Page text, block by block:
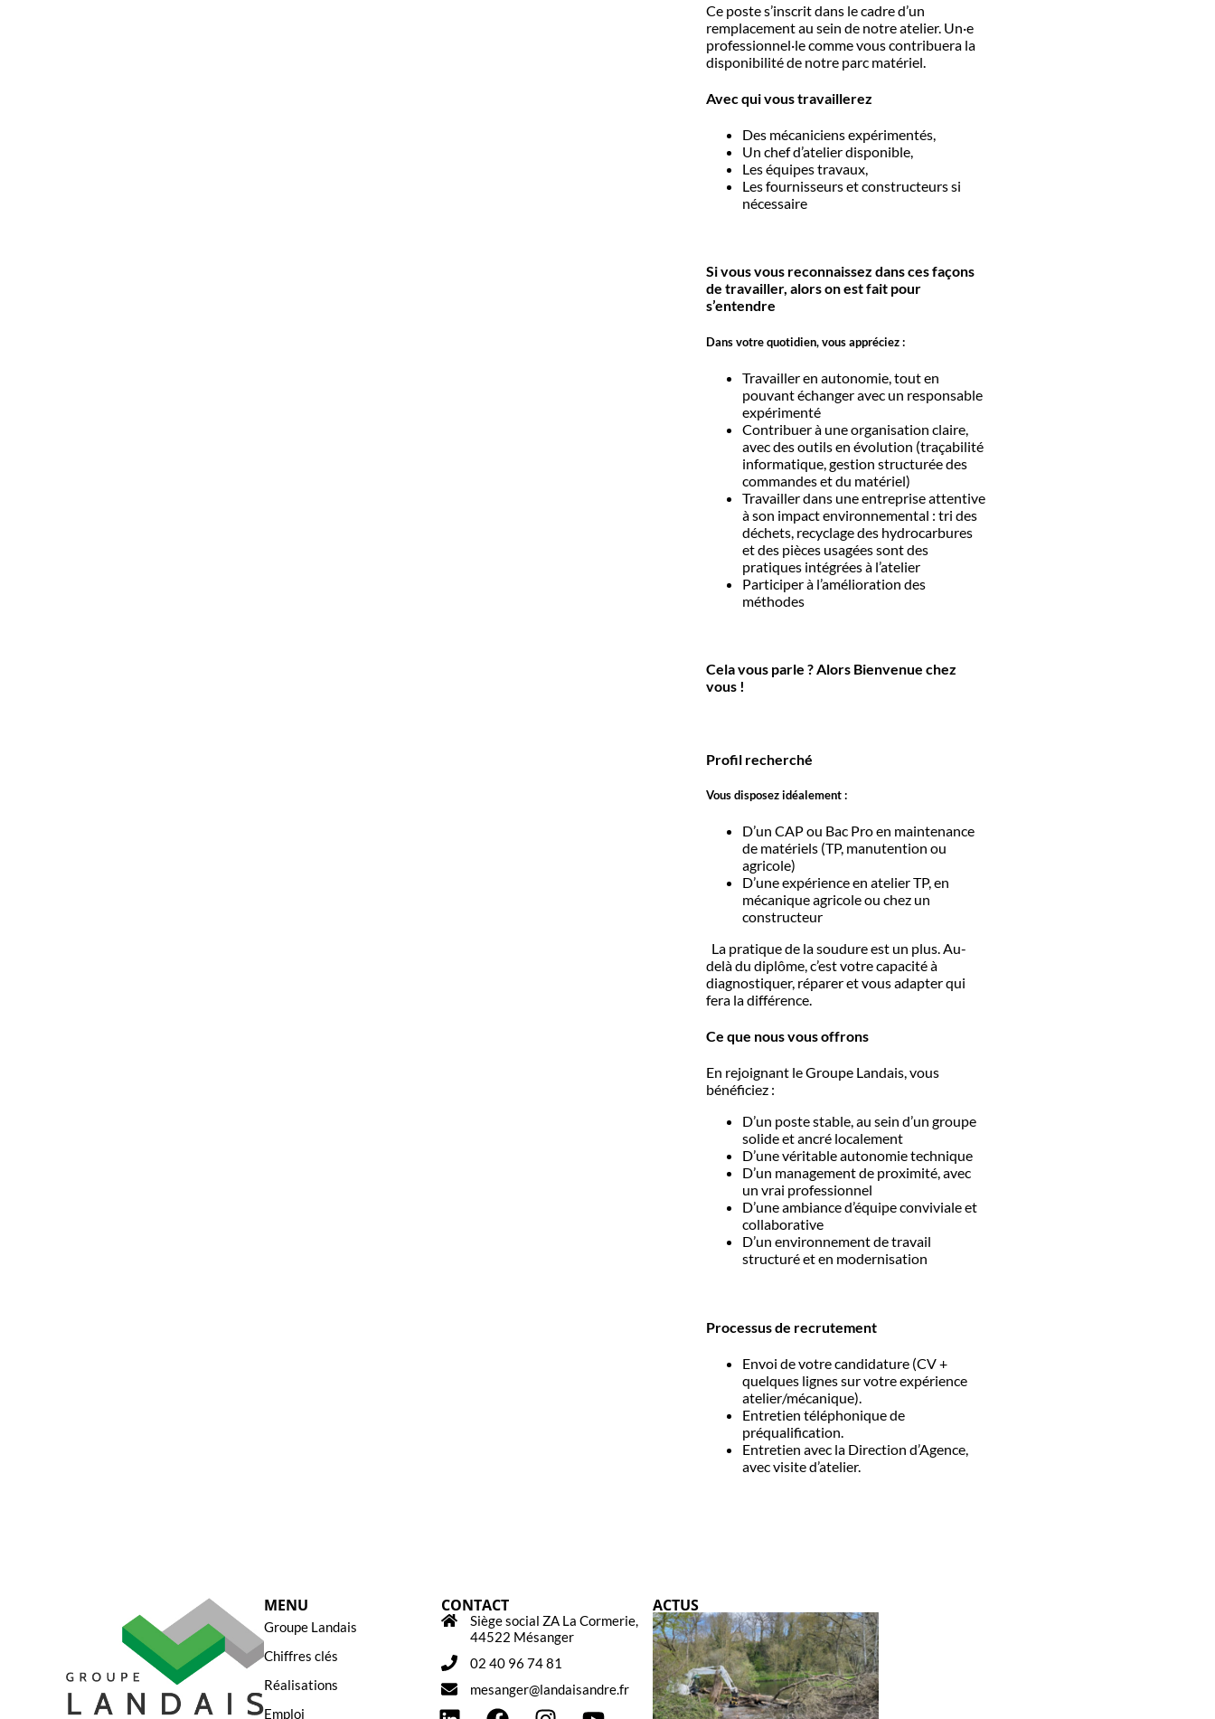
Ce poste s’inscrit dans le cadre d’un
remplacement au sein de notre atelier. Un·e
professionnel·le comme vous contribuera la
disponibilité de notre parc matériel.
Avec qui vous travaillerez
Des mécaniciens expérimentés,
Un chef d’atelier disponible,
Les équipes travaux,
Les fournisseurs et constructeurs si
nécessaire
Si vous vous reconnaissez dans ces façons
de travailler, alors on est fait pour
s’entendre
Dans votre quotidien, vous appréciez :
Travailler en autonomie, tout en
pouvant échanger avec un responsable
expérimenté
Contribuer à une organisation claire,
avec des outils en évolution (traçabilité
informatique, gestion structurée des
commandes et du matériel)
Travailler dans une entreprise attentive
à son impact environnemental : tri des
déchets, recyclage des hydrocarbures
et des pièces usagées sont des
pratiques intégrées à l’atelier
Participer à l’amélioration des
méthodes
Cela vous parle ? Alors Bienvenue chez
vous !
Profil recherché
Vous disposez idéalement :
D’un CAP ou Bac Pro en maintenance
de matériels (TP, manutention ou
agricole)
D’une expérience en atelier TP, en
mécanique agricole ou chez un
constructeur
La pratique de la soudure est un plus. Au-
delà du diplôme, c’est votre capacité à
diagnostiquer, réparer et vous adapter qui
fera la différence.
Ce que nous vous offrons
En rejoignant le Groupe Landais, vous
bénéficiez :
D’un poste stable, au sein d’un groupe
solide et ancré localement
D’une véritable autonomie technique
D’un management de proximité, avec
un vrai professionnel
D’une ambiance d’équipe conviviale et
collaborative
D’un environnement de travail
structuré et en modernisation
Processus de recrutement
Envoi de votre candidature (CV +
quelques lignes sur votre expérience
atelier/mécanique).
Entretien téléphonique de
préqualification.
Entretien avec la Direction d’Agence,
avec visite d’atelier.
MENU
Groupe Landais
Chiffres clés
Réalisations
Emploi
CONTACT
Siège social ZA La Cormerie,
44522 Mésanger
02 40 96 74 81
mesanger@landaisandre.fr
ACTUS